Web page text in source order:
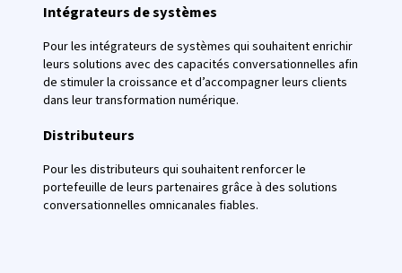
Intégrateurs de systèmes
Pour les intégrateurs de systèmes qui souhaitent enrichir
leurs solutions avec des capacités conversationnelles afin
de stimuler la croissance et d’accompagner leurs clients
dans leur transformation numérique.
Distributeurs
Pour les distributeurs qui souhaitent renforcer le
portefeuille de leurs partenaires grâce à des solutions
conversationnelles omnicanales fiables.